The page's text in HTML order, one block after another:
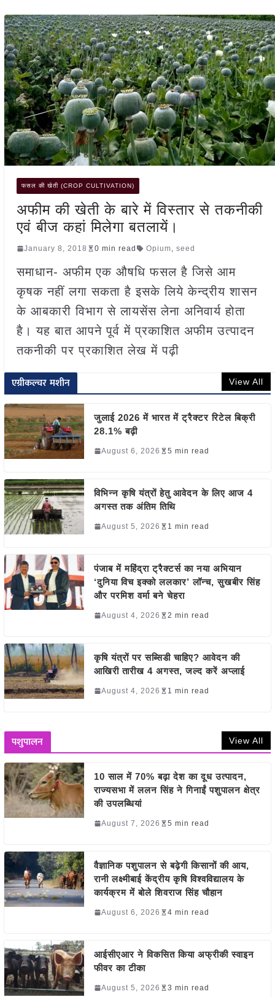
फसल की खेती (CROP CULTIVATION)
अफीम की खेती के बारे में विस्तार से तकनीकी
एवं बीज कहां मिलेगा बतलायें।
January 8, 2018 0 min read Opium seed
समाधान- अफीम एक औषधि फसल है जिसे आम
कृषक नहीं लगा सकता है इसके लिये केन्द्रीय शासन
के आबकारी विभाग से लायसेंस लेना अनिवार्य होता
है। यह बात आपने पूर्व में प्रकाशित अफीम उत्पादन
तकनीकी पर प्रकाशित लेख में पढ़ी
एग्रीकल्चर मशीन View All
जुलाई 2026 में भारत में ट्रैक्टर रिटेल बिक्री
28.1% बढ़ी
August 6, 2026 5 min read
विभिन्न कृषि यंत्रों हेतु आवेदन के लिए आज 4
अगस्त तक अंतिम तिथि
August 5, 2026 1 min read
पंजाब में महिंद्रा ट्रैक्टर्स का नया अभियान
‘दुनिया विच इक्को ललकार’ लॉन्च, सुखबीर सिंह
और परमिश वर्मा बने चेहरा
August 4, 2026 2 min read
कृषि यंत्रों पर सब्सिडी चाहिए? आवेदन की
आखिरी तारीख 4 अगस्त, जल्द करें अप्लाई
August 4, 2026 1 min read
पशुपालन View All
10 साल में 70% बढ़ा देश का दूध उत्पादन,
राज्यसभा में ललन सिंह ने गिनाईं पशुपालन क्षेत्र
की उपलब्धियां
August 7, 2026 5 min read
वैज्ञानिक पशुपालन से बढ़ेगी किसानों की आय,
रानी लक्ष्मीबाई केंद्रीय कृषि विश्वविद्यालय के
कार्यक्रम में बोले शिवराज सिंह चौहान
August 6, 2026 4 min read
आईसीएआर ने विकसित किया अफ्रीकी स्वाइन
फीवर का टीका
August 5, 2026 3 min read